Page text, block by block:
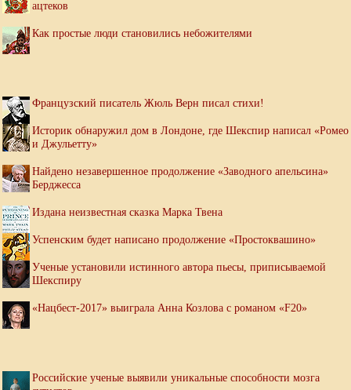
ацтеков
Как простые люди становились небожителями
Французский писатель Жюль Верн писал стихи!
Историк обнаружил дом в Лондоне, где Шекспир написал «Ромео
и Джульетту»
Найдено незавершенное продолжение «Заводного апельсина»
Берджесса
Издана неизвестная сказка Марка Твена
Успенским будет написано продолжение «Простоквашино»
Ученые установили истинного автора пьесы, приписываемой
Шекспиру
«Нацбест-2017» выиграла Анна Козлова с романом «F20»
Российские ученые выявили уникальные способности мозга